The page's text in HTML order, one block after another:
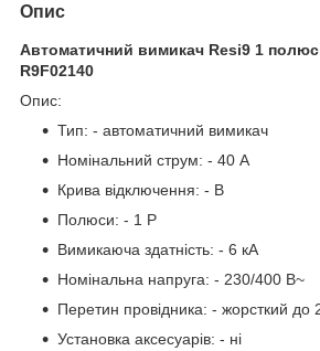
Опис
Автоматичний вимикач Resi9 1 полюс
R9F02140
Опис:
Тип: - автоматичний вимикач
Номінальний струм: - 40 А
Крива відключення: - B
Полюси: - 1 P
Вимикаюча здатність: - 6 кА
Номінальна напруга: - 230/400 В~
Перетин провідника: - жорсткий до
Установка аксесуарів: - ні